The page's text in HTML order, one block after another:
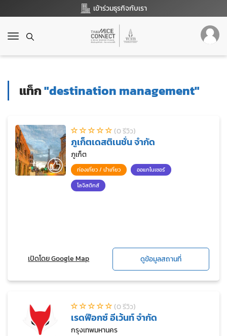
เข้าร่วมธุรกิจกับเรา
T
g
v
g
a
แท็ก"destination management"
(0 รีวิว)
ภูเก็ตเดสติเนชั่น จำกัด
ภูเก็ต
ท่องเที่ยว / นำเที่ยว
ออแกไนเซอร์
โลจิสติกส์
เปิดโดย Google Map ดูข้อมูลสถานที่
(0 รีวิว)
เรดฟ๊อกซ์ อีเว้นท์ จำกัด
กรุงเทพมหานคร